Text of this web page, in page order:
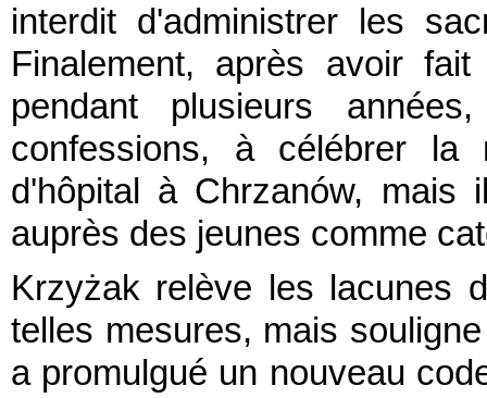
interdit d'administrer les
Finalement, après avoir
pendant plusieurs
confessions, à célébrer la
d'hôpital à Chrzanów, mais
auprès des jeunes comme
Krzyżak relève les lacunes
telles mesures, mais
a promulgué un nouveau